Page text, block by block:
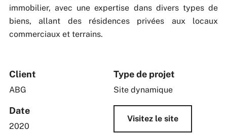
immobilier, avec une expertise dans divers types de
biens, allant des résidences privées aux locaux
commerciaux et terrains.
Client
ABG
Type de projet
Site dynamique
Date
2020
Visitez le site